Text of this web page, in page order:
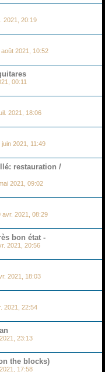
2021, 20:19
2021, 10:52
00:11
2021, 18:06
2021, 11:49
restauration /
2021, 09:02
avr. 2021, 08:29
bon état -
2021, 20:56
2021, 18:03
2021, 22:54
23:13
the blocks)
17:58